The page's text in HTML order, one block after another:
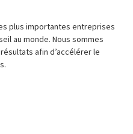
plus importantes entreprises
au monde. Nous sommes
afin d’accélérer le